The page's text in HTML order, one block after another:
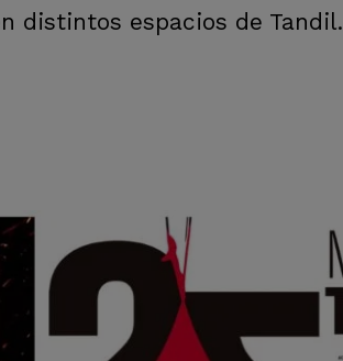
distintos espacios de Tandil.